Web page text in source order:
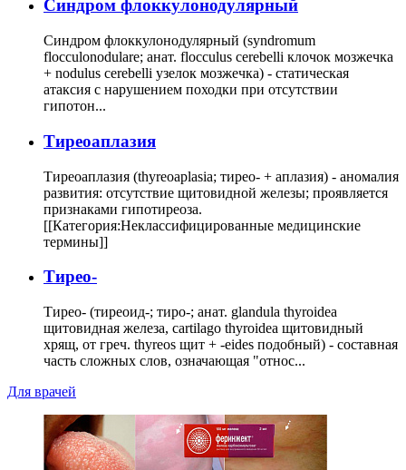
Cиндром флоккулонодулярный
Синдром флоккулонодулярный (syndromum
flocculonodulare; анат. flocculus cerebelli клочок мозжечка
+ nodulus cerebelli узелок мозжечка) - статическая
атаксия с нарушением походки при отсутствии
гипотон...
Тиреоаплазия
Тиреоаплазия (thyreoaplasia; тирео- + аплазия) - аномалия
развития: отсутствие щитовидной железы; проявляется
признаками гипотиреоза.
[[Категория:Неклассифицированные медицинские
термины]]
Тирео-
Тирео- (тиреоид-; тиро-; анат. glandula thyroidea
щитовидная железа, cartilago thyroidea щитовидный
хрящ, от греч. thyreos щит + -eides подобный) - составная
часть сложных слов, означающая "относ...
Для врачей